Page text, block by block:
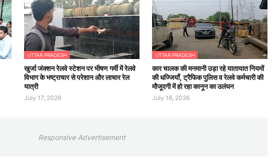
UTTAR PRADESH
खुर्जा जंक्शन रेलवे स्टेशन पर भीषण गर्मी में रेलवे
विभाग के भष्ट्राचार से परेशान और लाचार रेल
यात्री
July 17, 2026
UTTAR PRADESH
कार चालक की मनमानी उड़ा रहे यातायात नियमों
की धज्जियाँ, ट्रैफिक पुलिस व रेलवे कर्मचारी की
मौजूदगी में हो रहा कानून का उलंघन
July 16, 2026
Responsive Advertisement